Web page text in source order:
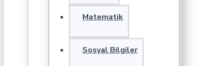
Matematik
Sosyal Bilgiler